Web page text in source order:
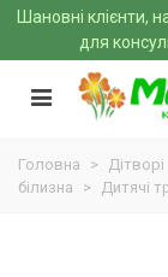
Шановні клієнти,
для
Головна > Дітворі
білизна
> Дитячі